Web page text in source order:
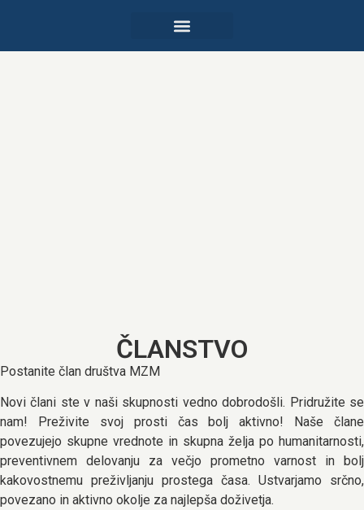
ČLANSTVO
Postanite član društva MZM
Novi člani ste v naši skupnosti vedno dobrodošli. Pridružite se
nam! Preživite svoj prosti čas bolj aktivno! Naše člane
povezujejo skupne vrednote in skupna želja po humanitarnosti,
preventivnem delovanju za večjo prometno varnost in bolj
kakovostnemu preživljanju prostega časa. Ustvarjamo srčno,
povezano in aktivno okolje za najlepša doživetja.